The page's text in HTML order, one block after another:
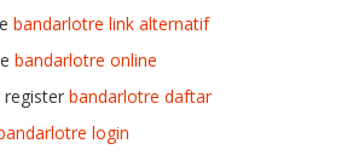
bandarlotre link alternatif
bandarlotre online
register bandarlotre daftar
login